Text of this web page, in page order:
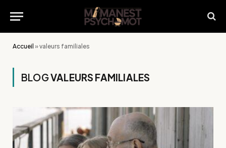
Accueil »valeurs familiales
BLOGVALEURS FAMILIALES